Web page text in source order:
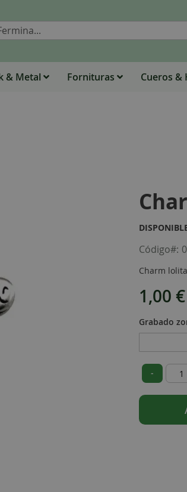
Buscar
& Metal Fornituras Cueros &
Código
Charm
1,00 €
Grabado
-